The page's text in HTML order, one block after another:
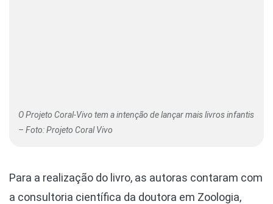
O Projeto Coral-Vivo tem a intenção de lançar mais livros infantis
– Foto: Projeto Coral Vivo
Para a realização do livro, as autoras contaram com
a consultoria científica da doutora em Zoologia,